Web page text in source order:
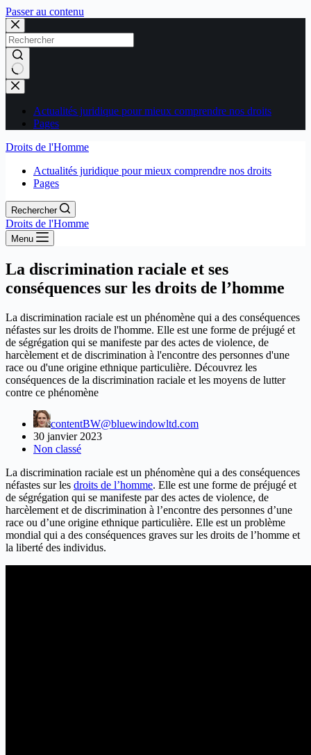
Passer au contenu
Aucun
résultat
Actualités juridique pour mieux comprendre nos droits
Pages
Droits de l'Homme
Actualités juridique pour mieux comprendre nos droits
Pages
Rechercher
Droits de l'Homme
Menu
La discrimination raciale et ses
conséquences sur les droits de l’homme
La discrimination raciale est un phénomène qui a des conséquences
néfastes sur les droits de l'homme. Elle est une forme de préjugé et
de ségrégation qui se manifeste par des actes de violence, de
harcèlement et de discrimination à l'encontre des personnes d'une
race ou d'une origine ethnique particulière. Découvrez les
conséquences de la discrimination raciale et les moyens de lutter
contre ce phénomène
contentBW@bluewindowltd.com
30 janvier 2023
Non classé
La discrimination raciale est un phénomène qui a des conséquences
néfastes sur les droits de l’homme. Elle est une forme de préjugé et
de ségrégation qui se manifeste par des actes de violence, de
harcèlement et de discrimination à l’encontre des personnes d’une
race ou d’une origine ethnique particulière. Elle est un problème
mondial qui a des conséquences graves sur les droits de l’homme et
la liberté des individus.